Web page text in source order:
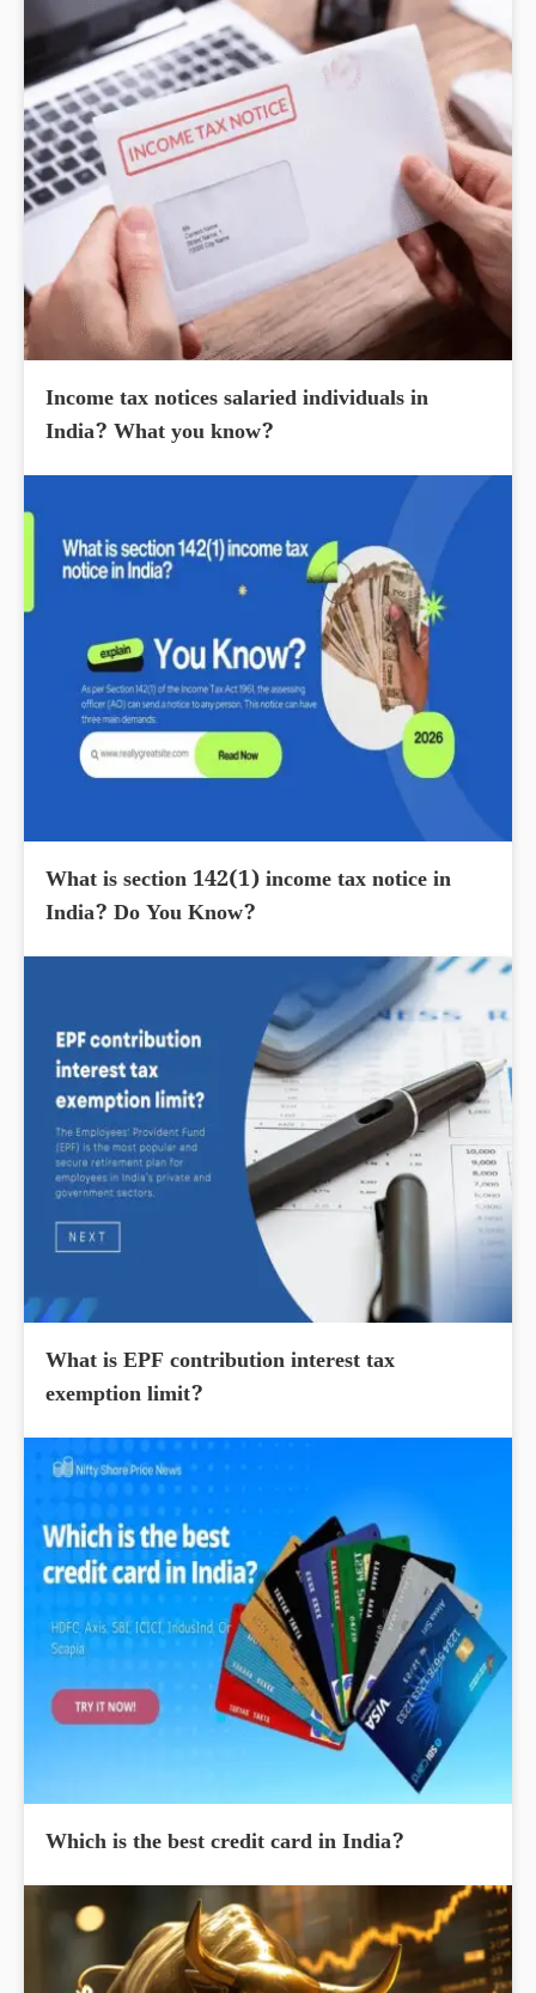
Income tax notices salaried individuals in
India? What you know?
What is section 142(1) income tax notice in
India? Do You Know?
What is EPF contribution interest tax
exemption limit?
Which is the best credit card in India?